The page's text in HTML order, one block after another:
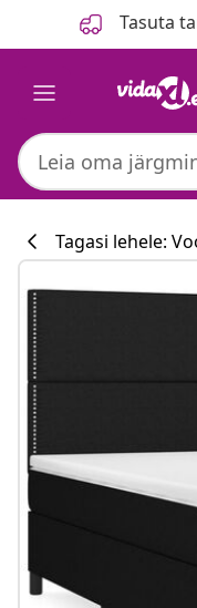
Tasuta
Tagasi lehele: